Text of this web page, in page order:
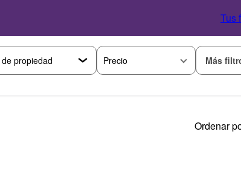
Tus
Precio Más
Ordenar